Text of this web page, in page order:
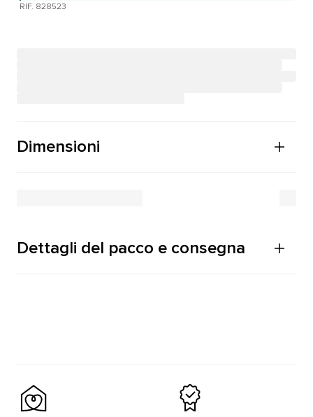
RIF. 828523
Dimensioni
Dettagli del pacco e consegna